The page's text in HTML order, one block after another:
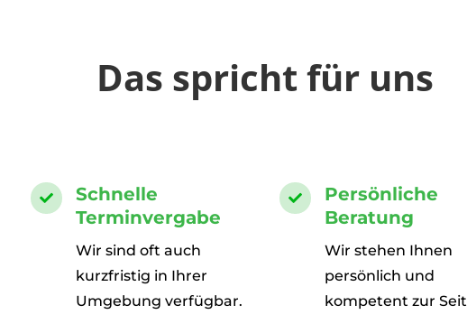
Das spricht für uns

Schnelle
Terminvergabe
Wir sind oft auch
kurzfristig in Ihrer
Umgebung verfügbar.

Persönliche
Beratung
Wir stehen Ihnen
persönlich und
kompetent zur